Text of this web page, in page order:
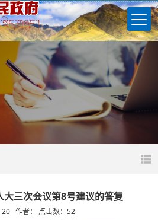
大三次会议第8号建议的答复
作者： 点击数： 52